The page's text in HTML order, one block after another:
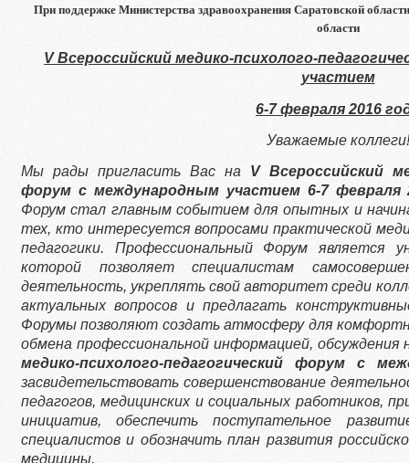
При поддержке Министерства здравоохранения Саратовской
области
VВсероссийский медико-психолого-
участием
6-7 февраля 2016
Уважаемые коллеги!
Мы рады пригласить Вас на VВсероссийский
форум с международным участием 6-7
Форум стал главным событием для опытных и
тех, кто интересуется вопросами практической
педагогики. Профессиональный Форум является
которой позволяет специалистам
деятельность, укреплять свой авторитет среди
актуальных вопросов и предлагать
Форумы позволяют создать атмосферу для
обмена профессиональной информацией, обсуждения
медико-психолого-педагогический форум с
засвидетельствовать совершенствование
педагогов, медицинских и социальных работников,
инициатив, обеспечить поступательное
специалистов и обозначить план развития
медицины.